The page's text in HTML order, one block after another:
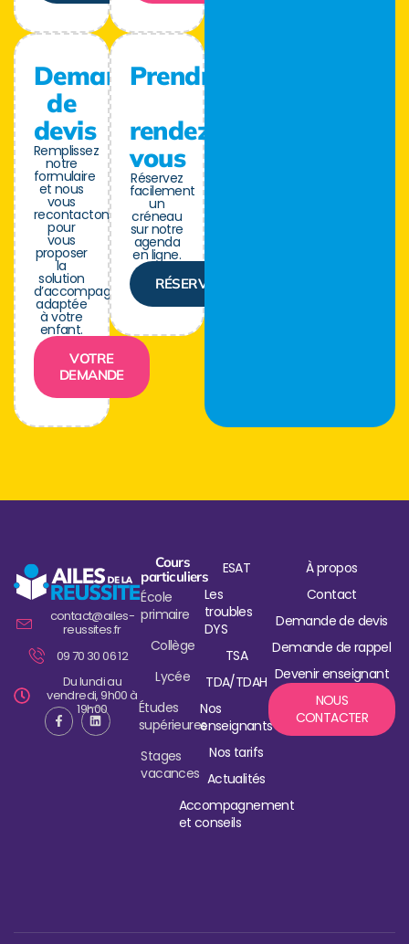
Demande
de
devis
Remplissez
notre
formulaire
et nous
vous
recontactons
pour
vous
proposer
la
solution
d’accompagnement
adaptée
à votre
enfant.
VOTRE
DEMANDE
Prendre
rendez-
vous
Réservez
facilement
un
créneau
sur notre
agenda
en ligne.
RÉSERVER
contact@ailes-
reussites.fr
09 70 30 06 12
Du lundi au
vendredi, 9h00 à
19h00
Cours
particuliers
École
primaire
Collège
Lycée
Études
supérieures
Stages
vacances
ESAT
Les
troubles
DYS
TSA
TDA/TDAH
Nos
enseignants
Nos tarifs
Actualités
Accompagnement
et conseils
À propos
Contact
Demande de devis
Demande de rappel
Devenir enseignant
NOUS
CONTACTER